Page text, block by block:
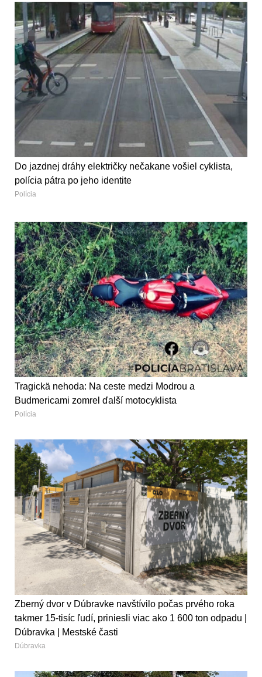
Do jazdnej dráhy električky nečakane vošiel cyklista,
polícia pátra po jeho identite
Polícia
Tragickä nehoda: Na ceste medzi Modrou a
Budmericami zomrel ďalší motocyklista
Polícia
Zberný dvor v Dúbravke navštívilo počas prvého roka
takmer 15-tisíc ľudí, priniesli viac ako 1 600 ton odpadu |
Dúbravka | Mestské časti
Dúbravka